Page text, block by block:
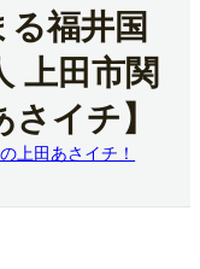
福井国
上田市関
イチ】
上田あさイチ！